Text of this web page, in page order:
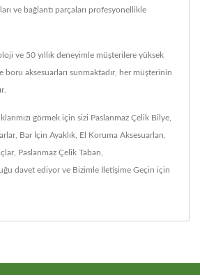
ve bağlantı parçaları profesyonellikle
ve 50 yıllık deneyimle müşterilere yüksek
boru aksesuarları sunmaktadır, her müşterinin
görmek için sizi Paslanmaz Çelik Bilye
, Bar İçin Ayaklık El Koruma Aksesuarları
, Paslanmaz Çelik Taban
davet ediyor ve Bizimle İletişime Geçin için